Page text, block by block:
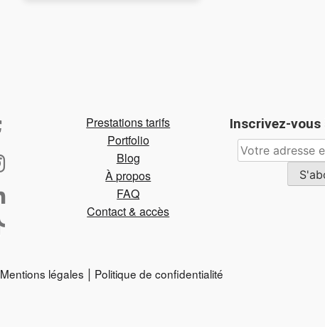
Prestations tarifs
Portfolio
Blog
À propos
FAQ
Contact & accès
Inscrivez-
Mentions légales | Politique de confidentialité